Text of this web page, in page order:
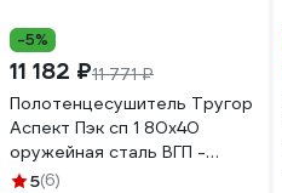
-5%
11 182 ₽11 771 ₽
Полотенцесушитель Тругор
Аспект Пэк сп 1 80х40
оружейная сталь ВГП -
сенсор НФ-00000190
5(6)